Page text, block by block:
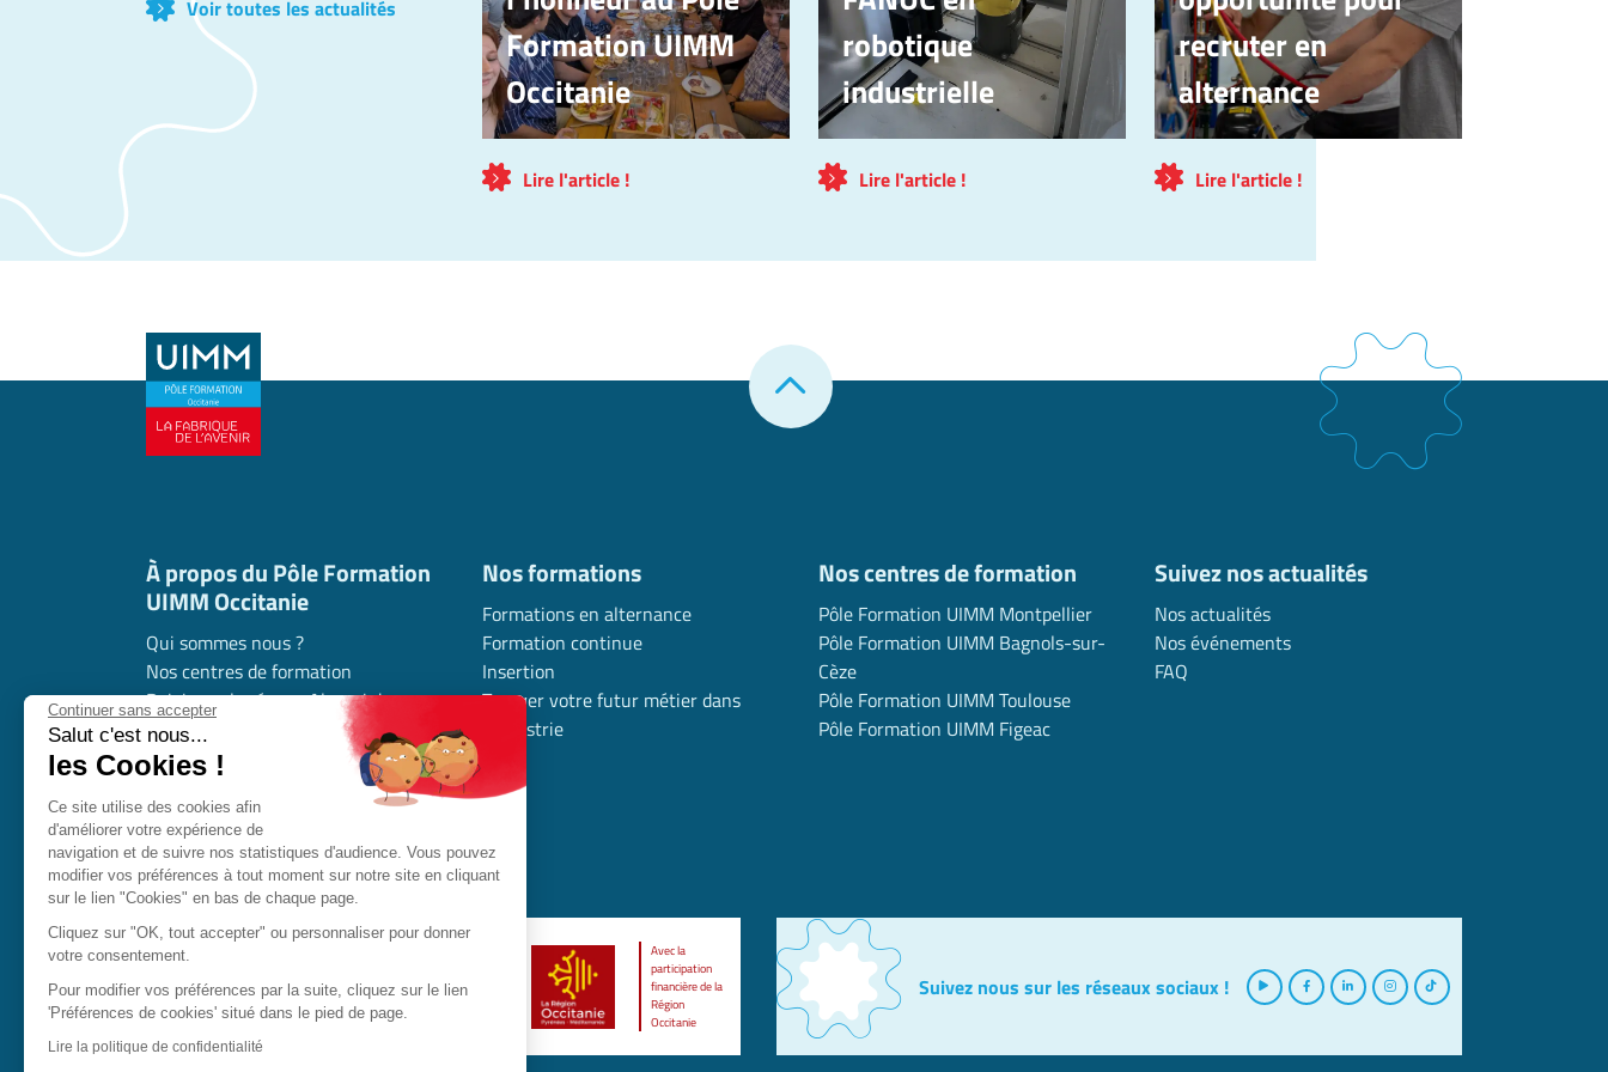
Continuer sans accepter
Salut c'est nous...
les Cookies !
Ce site utilise des cookies afin
d'améliorer votre expérience de
navigation et de suivre nos statistiques d'audience. Vous pouvez
modifier vos préférences à tout moment sur notre site en cliquant
sur le lien "Cookies" en bas de chaque page.
Cliquez sur "OK, tout accepter" ou personnaliser pour donner
votre consentement.
Pour modifier vos préférences par la suite, cliquez sur le lien
'Préférences de cookies' situé dans le pied de page.
Lire la politique de confidentialité
Voir toutes les actualités
Formation UIMM
Occitanie
Lire l'article !
robotique
industrielle
Lire l'article !
recruter en
alternance
Lire l'article !
À propos du Pôle Formation
UIMM Occitanie
Qui sommes nous ?
Nos centres de formation
Rejoignez le réseau Alumni de
l’industrie en Occitanie
Nous contacter
Déposer mon offre d’alternance
Nos partenaires
Nos formations
Formations en alternance
Formation continue
Insertion
Trouver votre futur métier dans
l’industrie
Nos centres de formation
Pôle Formation UIMM Montpellier
Pôle Formation UIMM Bagnols-sur-
Cèze
Pôle Formation UIMM Toulouse
Pôle Formation UIMM Figeac
Suivez nos actualités
Nos actualités
Nos événements
FAQ
Avec la
participation
financière de la
Région
Occitanie
Suivez nous sur les réseaux sociaux !